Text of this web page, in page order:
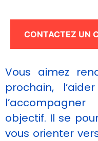
CONTACTEZ UN
Vous aimez
prochain,
objectif. Il se
vous orienter
Nécessaire
Ces cookies ne